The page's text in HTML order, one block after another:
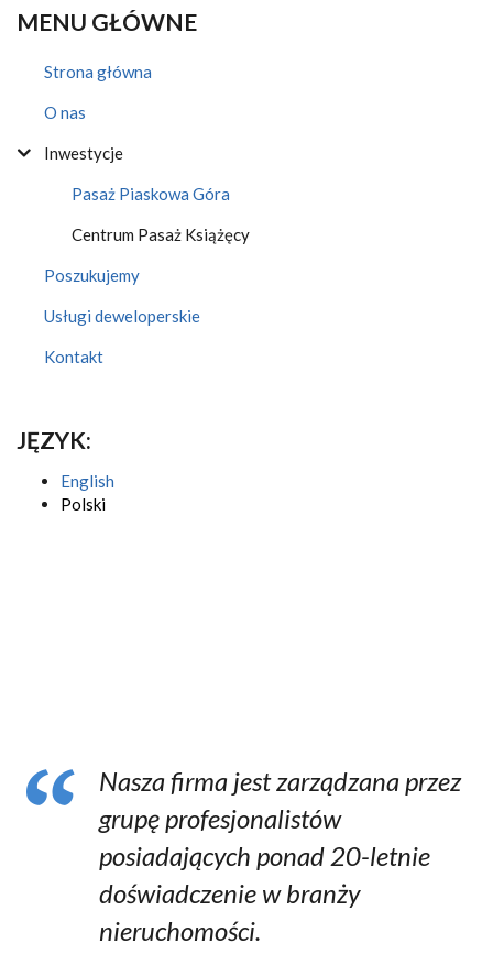
MENU GŁÓWNE
Strona główna
O nas
Inwestycje
Pasaż Piaskowa Góra
Centrum Pasaż Książęcy
Poszukujemy
Usługi deweloperskie
Kontakt
JĘZYK:
English
Polski
Nasza firma jest zarządzana przez
grupę profesjonalistów
posiadających ponad 20-letnie
doświadczenie w branży
nieruchomości.